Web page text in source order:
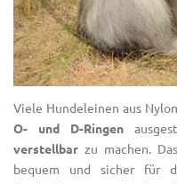
Viele Hundeleinen aus
O- und D-Ringen
verstellbar zu machen.
bequem und sicher für